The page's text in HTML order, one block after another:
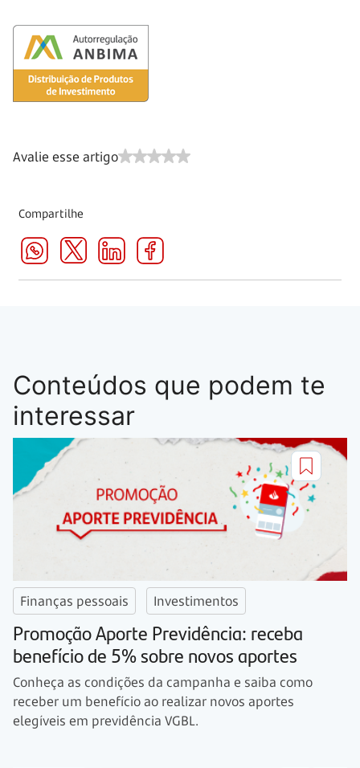
Avalie esse artigo
Compartilhe
Conteúdos que podem te
interessar
Finanças pessoais Investimentos
Promoção Aporte Previdência: receba
benefício de 5% sobre novos aportes
Conheça as condições da campanha e saiba como
receber um benefício ao realizar novos aportes
elegíveis em previdência VGBL.